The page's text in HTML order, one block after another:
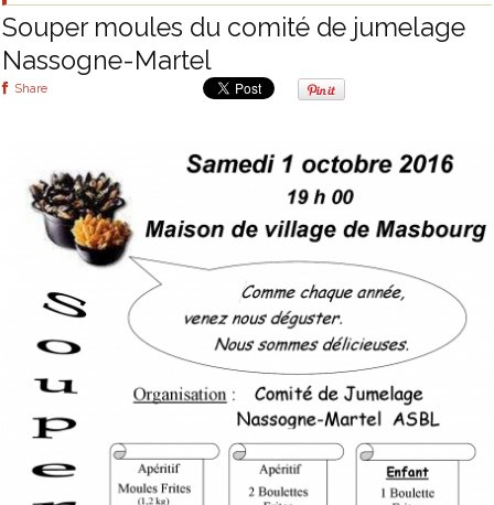
Souper moules du comité de jumelage
Nassogne-Martel
Share